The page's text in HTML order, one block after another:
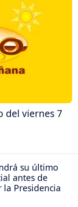
del viernes 7
su último
antes de
la Presidencia